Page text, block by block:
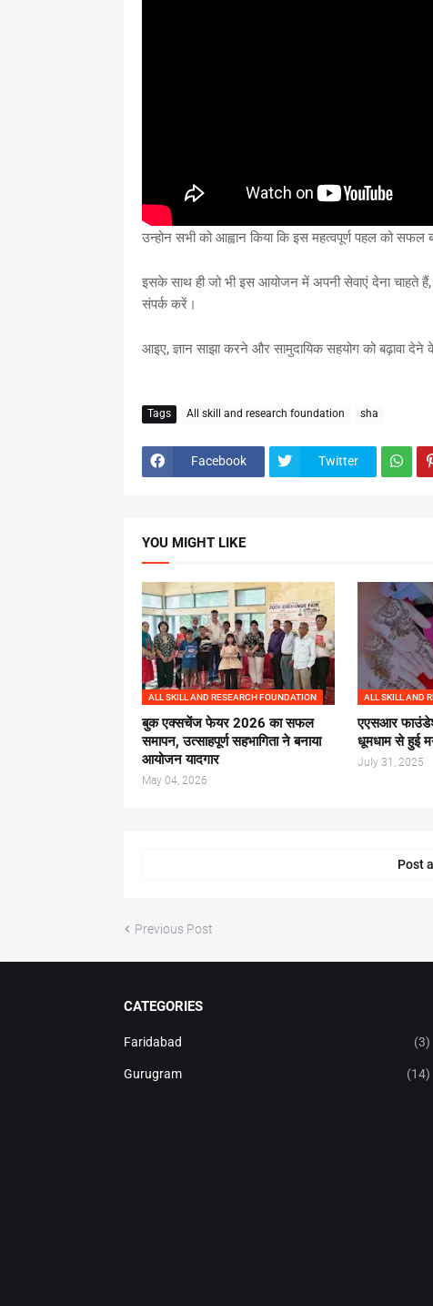
उन्होन सभी को आह्वान किया कि इस महत्वपूर्ण पहल को
इसके साथ ही जो भी इस आयोजन में अपनी सेवाएं देना चाहते
संपर्क करें।
आइए, ज्ञान साझा करने और सामुदायिक सहयोग को बढ़ावा
Tags All skill and research foundation sha
Facebook Twitter
YOU MIGHT LIKE
ALL SKILL AND RESEARCH FOUNDATION
बुक एक्सचेंज फेयर 2026 का सफल
समापन, उत्साहपूर्ण सहभागिता ने बनाया
आयोजन यादगार
May 04, 2026
ALL SKILL AND
एएसआर
धूमधाम से हुई
July 31, 2025
Post
Previous Post
CATEGORIES
Faridabad (3)
Gurugram (14)